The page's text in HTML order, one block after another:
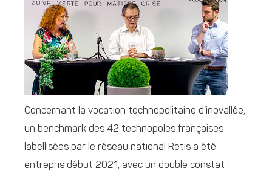
Concernant la vocation technopolitaine d’inovallée,
un benchmark des 42 technopoles françaises
labellisées par le réseau national Retis a été
entrepris début 2021, avec un double constat :